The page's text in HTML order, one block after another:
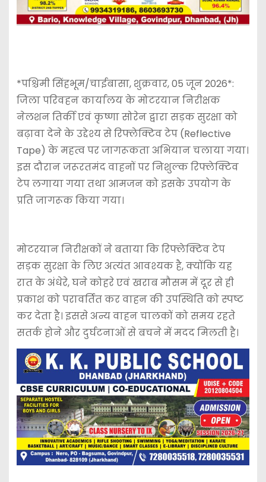
*पश्चिमी सिंहभूम/चाईबासा, शुक्रवार, 05 जून 2026*:
जिला परिवहन कार्यालय के मोटरयान निरीक्षक
नेलशन तिर्की एवं कृष्णा सोरेन द्वारा सड़क सुरक्षा को
बढ़ावा देने के उद्देश्य से रिफ्लेक्टिव टेप (Reflective
Tape) के महत्व पर जागरूकता अभियान चलाया गया।
इस दौरान जरूरतमंद वाहनों पर निशुल्क रिफ्लेक्टिव
टेप लगाया गया तथा आमजन को इसके उपयोग के
प्रति जागरूक किया गया।
मोटरयान निरीक्षकों ने बताया कि रिफ्लेक्टिव टेप
सड़क सुरक्षा के लिए अत्यंत आवश्यक है, क्योंकि यह
रात के अंधेरे, घने कोहरे एवं खराब मौसम में दूर से ही
प्रकाश को परावर्तित कर वाहन की उपस्थिति को स्पष्ट
कर देता है। इससे अन्य वाहन चालकों को समय रहते
सतर्क होने और दुर्घटनाओं से बचने में मदद मिलती है।